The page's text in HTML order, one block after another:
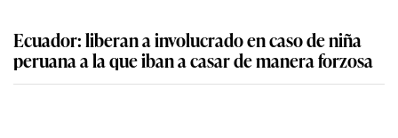
Ecuador: liberan a involucrado en caso de niña
peruana a la que iban a casar de manera forzosa